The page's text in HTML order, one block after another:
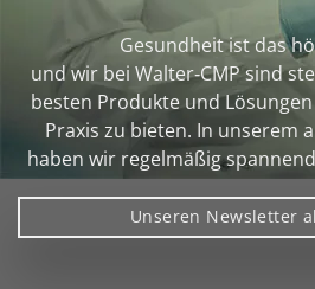
Gesundheit ist das
und wir bei Walter‑CMP sind
besten Produkte und
Praxis zu bieten. In unserem
haben wir regelmäßig
Unseren Newsletter